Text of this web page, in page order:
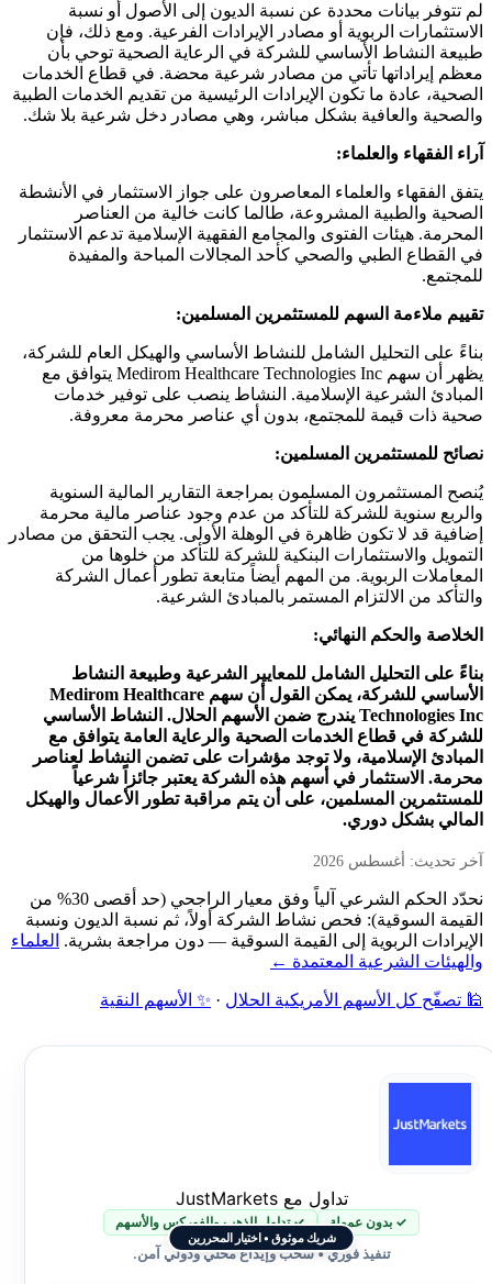
لم تتوفر بيانات محددة عن نسبة الديون إلى الأصول أو نسبة
الاستثمارات الربوية أو مصادر الإيرادات الفرعية. ومع ذلك، فإن
طبيعة النشاط الأساسي للشركة في الرعاية الصحية توحي بأن
معظم إيراداتها تأتي من مصادر شرعية محضة. في قطاع الخدمات
الصحية، عادة ما تكون الإيرادات الرئيسية من تقديم الخدمات الطبية
والصحية والعافية بشكل مباشر، وهي مصادر دخل شرعية بلا شك.
آراء الفقهاء والعلماء:
يتفق الفقهاء والعلماء المعاصرون على جواز الاستثمار في الأنشطة
الصحية والطبية المشروعة، طالما كانت خالية من العناصر
المحرمة. هيئات الفتوى والمجامع الفقهية الإسلامية تدعم الاستثمار
في القطاع الطبي والصحي كأحد المجالات المباحة والمفيدة
للمجتمع.
تقييم ملاءمة السهم للمستثمرين المسلمين:
بناءً على التحليل الشامل للنشاط الأساسي والهيكل العام للشركة،
يظهر أن سهم Medirom Healthcare Technologies Inc يتوافق مع
المبادئ الشرعية الإسلامية. النشاط ينصب على توفير خدمات
صحية ذات قيمة للمجتمع، بدون أي عناصر محرمة معروفة.
نصائح للمستثمرين المسلمين:
يُنصح المستثمرون المسلمون بمراجعة التقارير المالية السنوية
والربع سنوية للشركة للتأكد من عدم وجود عناصر مالية محرمة
إضافية قد لا تكون ظاهرة في الوهلة الأولى. يجب التحقق من مصادر
التمويل والاستثمارات البنكية للشركة للتأكد من خلوها من
المعاملات الربوية. من المهم أيضاً متابعة تطور أعمال الشركة
والتأكد من الالتزام المستمر بالمبادئ الشرعية.
الخلاصة والحكم النهائي:
بناءً على التحليل الشامل للمعايير الشرعية وطبيعة النشاط
الأساسي للشركة، يمكن القول أن سهم Medirom Healthcare
Technologies Inc يندرج ضمن الأسهم الحلال. النشاط الأساسي
للشركة في قطاع الخدمات الصحية والرعاية العامة يتوافق مع
المبادئ الإسلامية، ولا توجد مؤشرات على تضمن النشاط لعناصر
محرمة. الاستثمار في أسهم هذه الشركة يعتبر جائزاً شرعياً
للمستثمرين المسلمين، على أن يتم مراقبة تطور الأعمال والهيكل
المالي بشكل دوري.
آخر تحديث: أغسطس 2026
نحدّد الحكم الشرعي آلياً وفق معيار الراجحي (حد أقصى 30% من
القيمة السوقية): فحص نشاط الشركة أولاً، ثم نسبة الديون ونسبة
الإيرادات الربوية إلى القيمة السوقية — دون مراجعة بشرية. العلماء
والهيئات الشرعية المعتمدة ←
🕌 تصفّح كل الأسهم الأمريكية الحلال · ✨ الأسهم النقية
شريك موثوق • اختيار المحررين
تداول مع JustMarkets
✓ بدون عمولة ✓ تداول الذهب والفوركس والأسهم
تنفيذ فوري • سحب وإيداع محلي ودولي آمن.